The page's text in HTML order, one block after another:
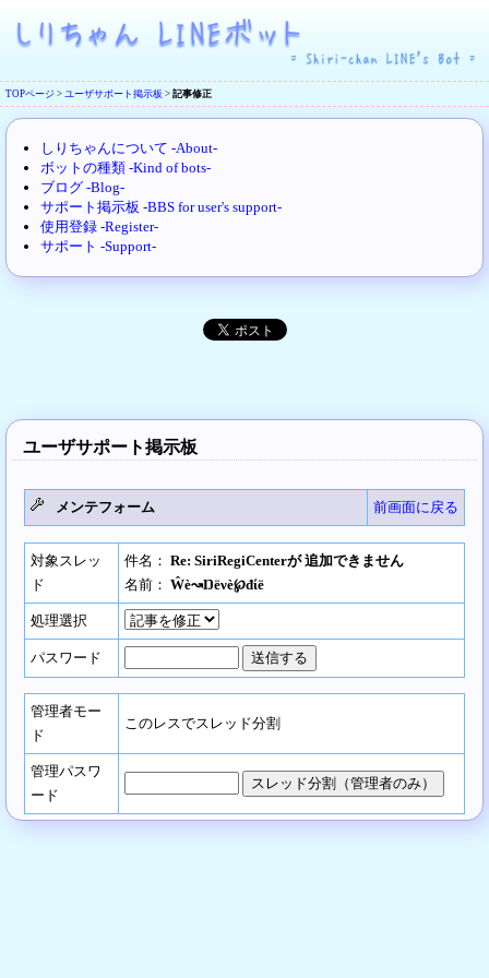
TOPページ > ユーザサポート掲示板 > 記事修正
しりちゃんについて -About-
ボットの種類 -Kind of bots-
ブログ -Blog-
サポート掲示板 -BBS for user's support-
使用登録 -Register-
サポート -Support-
ユーザサポート掲示板
メンテフォーム 前画面に戻る
対象スレッ
ド
件名： Re: SiriRegiCenterが 追加できません
名前： Ŵè↝Ŋёνè℘đίё
処理選択
パスワード
管理者モー
ド
このレスでスレッド分割
管理パスワ
ード